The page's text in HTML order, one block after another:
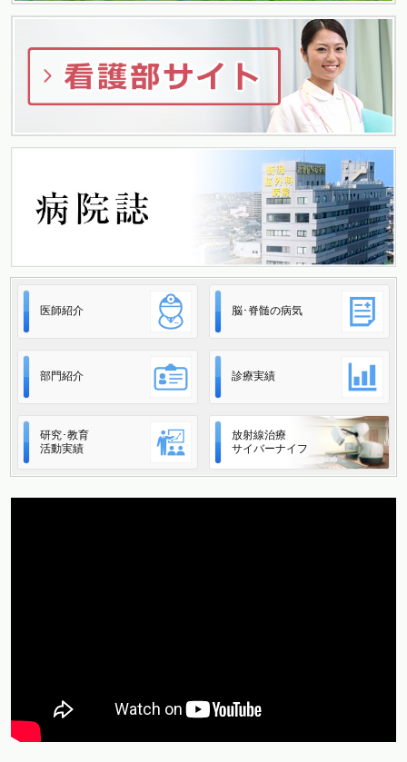
シ
ョ
ン
医師紹介 脳･脊髄の病気
部門紹介 診療実績
研究･教育
活動実績
放射線治療
サイバーナイフ